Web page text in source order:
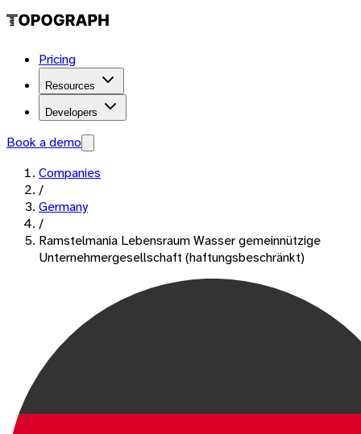
Pricing
Resources
Developers
Book a demo
Companies
/
Germany
/
Ramstelmania Lebensraum Wasser gemeinnützige
Unternehmergesellschaft (haftungsbeschränkt)